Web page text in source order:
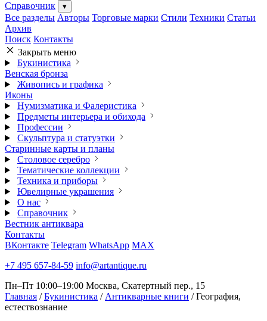
Справочник
▾
Все разделы Авторы Торговые марки Стили Техники Статьи
Архив
Поиск Контакты
Закрыть меню
Букинистика
Венская бронза
Живопись и графика
Иконы
Нумизматика и Фалеристика
Предметы интерьера и обихода
Профессии
Скульптура и статуэтки
Старинные карты и планы
Столовое серебро
Тематические коллекции
Техника и приборы
Ювелирные украшения
О нас
Справочник
Вестник антиквара
Контакты
ВКонтакте Telegram WhatsApp MAX
+7 495 657-84-59 info@artantique.ru
Пн–Пт 10:00–19:00 Москва, Скатертный пер., 15
Главная / Букинистика / Антикварные книги / География,
естествознание